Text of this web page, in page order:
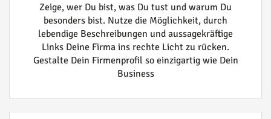
Zeige, wer Du bist, was Du tust und warum Du
besonders bist. Nutze die Möglichkeit, durch
lebendige Beschreibungen und aussagekräftige
Links Deine Firma ins rechte Licht zu rücken.
Gestalte Dein Firmenprofil so einzigartig wie Dein
Business